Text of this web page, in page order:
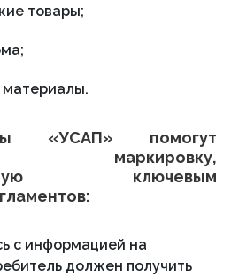
товары;
материалы.
«УСАП» помогут
маркировку,
ключевым
с информацией на
должен получить